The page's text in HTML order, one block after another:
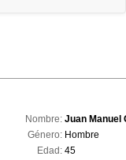
Nombre: Juan Manuel
Género: Hombre
Edad: 45